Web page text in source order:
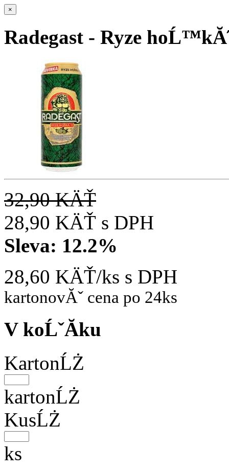
×
Radegast - Ryze
32,90 KÄŤ
28,90 KÄŤ s DPH
Sleva: 12.2%
28,60 KÄŤ/ks s DPH
kartonovĂˇ cena po 24ks
V koĹˇĂ­ku
KartonĹŻ
kartonĹŻ
KusĹŻ
ks